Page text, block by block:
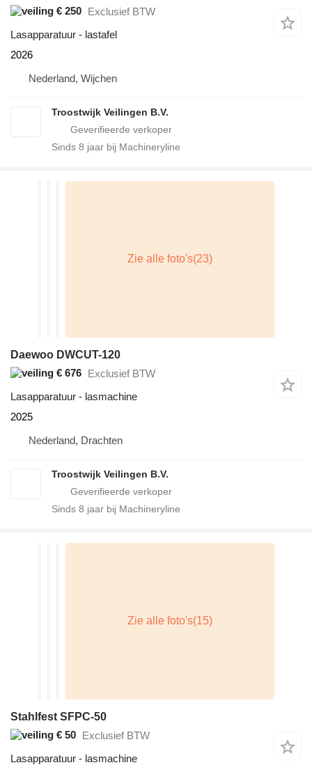
€ 250 Exclusief BTW
Lasapparatuur - lastafel
2026
Nederland, Wijchen
Troostwijk Veilingen B.V.
Sinds 8 jaar bij Machineryline
Daewoo DWCUT-120
€ 676 Exclusief BTW
Lasapparatuur - lasmachine
2025
Nederland, Drachten
Troostwijk Veilingen B.V.
Sinds 8 jaar bij Machineryline
Stahlfest SFPC-50
€ 50 Exclusief BTW
Lasapparatuur - lasmachine